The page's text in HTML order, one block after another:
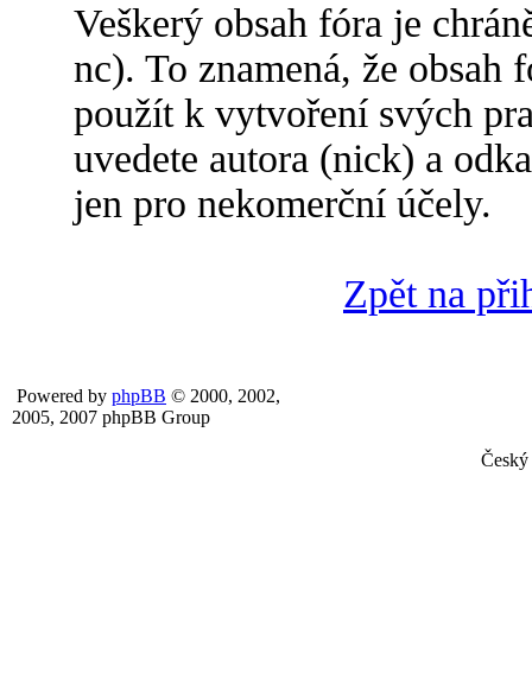
Veškerý obsah fóra je
nc). To znamená, že obsah
použít k vytvoření svých
uvedete autora (nick) a
jen pro nekomerční účely.
Zpět na
Powered by phpBB © 2000, 2002,
2005, 2007 phpBB Group